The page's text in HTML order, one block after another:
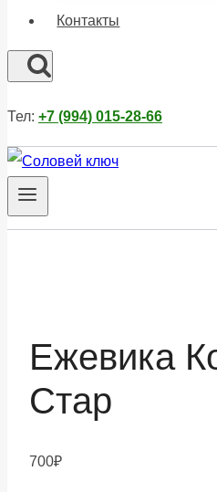
Контакты
Тел: +7 (994) 015-28-66
Ежевика
Стар
700₽